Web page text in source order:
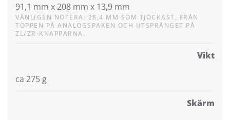
91,1 mm x 208 mm x 13,9 mm
VÄNLIGEN NOTERA: 28,4 MM SOM TJOCKAST, FRÅN
TOPPEN PÅ ANALOGSPAKEN OCH UTSPRÅNGET PÅ
ZL/ZR-KNAPPARNA.
Vikt
ca 275 g
Skärm